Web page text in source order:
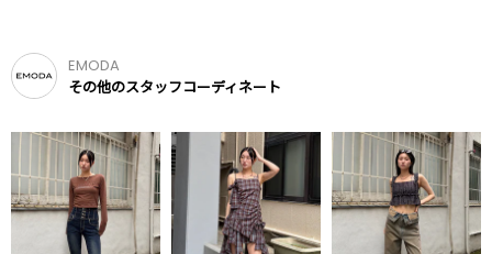
EMODA
その他のスタッフコーディネート